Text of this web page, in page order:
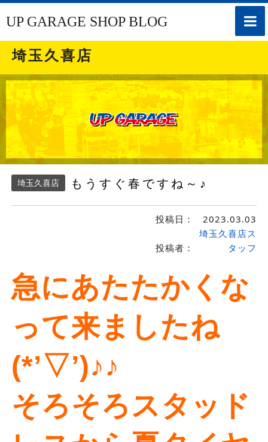
toggle
UP GARAGE SHOP BLOG
埼玉久喜店
埼玉久喜店 もうすぐ春ですね～♪
投稿日： 2023.03.03
投稿者：
埼玉久喜店ス
タッフ
急にあたたかくな
って来ましたね
(*’▽’)♪♪
そろそろスタッド